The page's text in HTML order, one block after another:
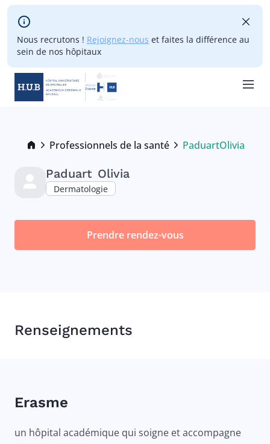
Skip to main content
Nous recrutons ! Rejoignez-nous et faites la différence au
sein de nos hôpitaux
Breadcrumb
Professionnels de la santé
Current:
PaduartOlivia
Paduart Olivia
Dermatologie
Prendre rendez-vous
Renseignements
Erasme
un hôpital académique qui soigne et accompagne